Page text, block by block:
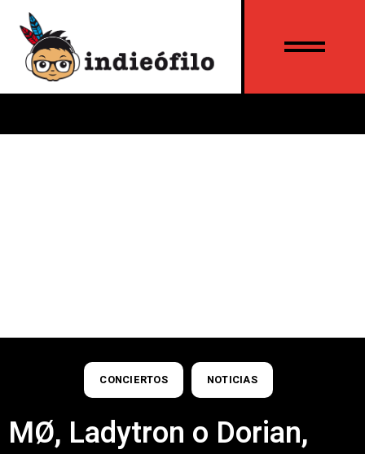
CONCIERTOS NOTICIAS
MØ, Ladytron o Dorian,